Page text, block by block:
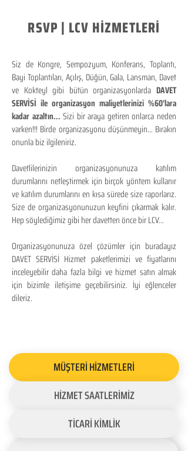
RSVP | LCV HİZMETLERİ
Siz de Kongre, Sempozyum, Konferans, Toplantı,
Bayi Toplantıları, Açılış, Düğün, Gala, Lansman, Davet
ve Kokteyl gibi bütün organizasyonlarda DAVET
SERVİSİ ile organizasyon maliyetlerinizi %60'lara
kadar azaltın...Sizi bir araya getiren onlarca neden
varken!!! Birde organizasyonu düşünmeyin... Bırakın
onunla biz ilgileniriz.
Davetlilerinizin organizasyonunuza katılım
durumlarını netleştirmek için birçok yöntem kullanır
ve katılım durumlarını en kısa sürede size raporlarız.
Size de organizasyonunuzun keyfini çıkarmak kalır.
Hep söylediğimiz gibi her davetten önce bir LCV...
Organizasyonunuza özel çözümler için buradayız
DAVET SERVİSİ Hizmet paketlerimizi ve fiyatlarını
inceleyebilir daha fazla bilgi ve hizmet satın almak
için bizimle iletişime geçebilirsiniz. İyi eğlenceler
dileriz.
MÜŞTERİ HİZMETLERİ
HİZMET SAATLERİMİZ
TİCARİ KİMLİK